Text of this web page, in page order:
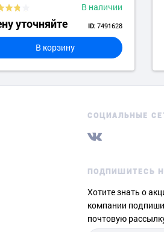
В наличии
уточняйте ID: 7491628
В корзину
СОЦИАЛЬНЫЕ
ПОДПИШИТЕСЬ
Хотите знать о
компании
почтовую